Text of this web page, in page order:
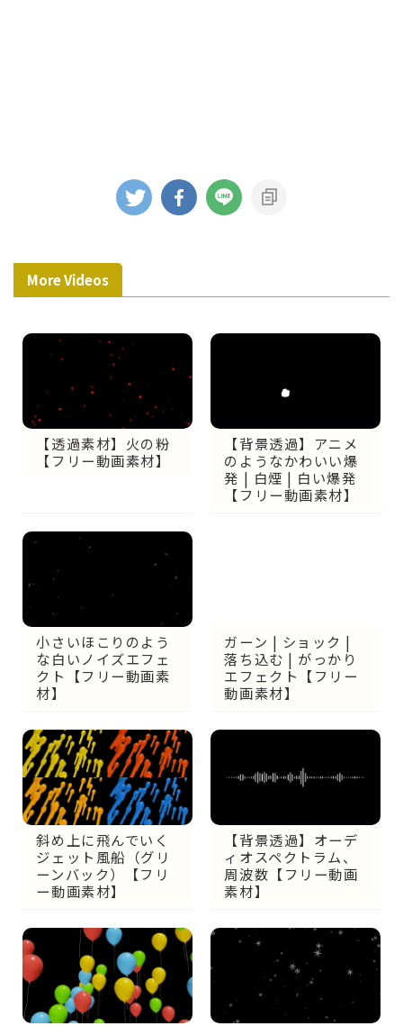
More Videos
【透過素材】火の粉
【フリー動画素材】
【背景透過】アニメ
のようなかわいい爆
発 | 白煙 | 白い爆発
【フリー動画素材】
小さいほこりのよう
な白いノイズエフェ
クト【フリー動画素
材】
ガーン | ショック |
落ち込む | がっかり
エフェクト【フリー
動画素材】
斜め上に飛んでいく
ジェット風船（グリ
ーンバック）【フリ
ー動画素材】
【背景透過】オーデ
ィオスペクトラム、
周波数【フリー動画
素材】